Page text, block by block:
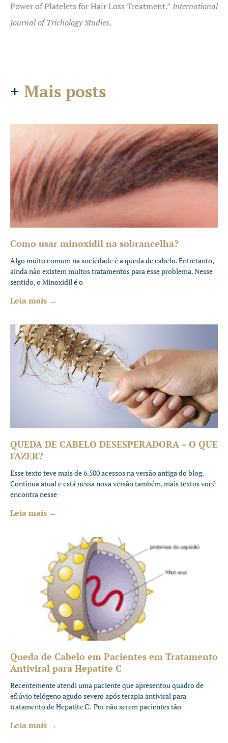
Power of Platelets for Hair Loss Treatment.”International
Journal of Trichology Studies.
+ Mais posts
Como usar minoxidil na sobrancelha?
Algo muito comum na sociedade é a queda de cabelo. Entretanto,
ainda não existem muitos tratamentos para esse problema. Nesse
sentido, o Minoxidil é o
Leia mais →
QUEDA DE CABELO DESESPERADORA – O QUE
FAZER?
Esse texto teve mais de 6.500 acessos na versão antiga do blog.
Continua atual e está nessa nova versão também, mais textos você
encontra nesse
Leia mais →
Queda de Cabelo em Pacientes em Tratamento
Antiviral para Hepatite C
Recentemente atendi uma paciente que apresentou quadro de
eflúvio telógeno agudo severo após terapia antiviral para
tratamento de Hepatite C. Por não serem pacientes tão
Leia mais →